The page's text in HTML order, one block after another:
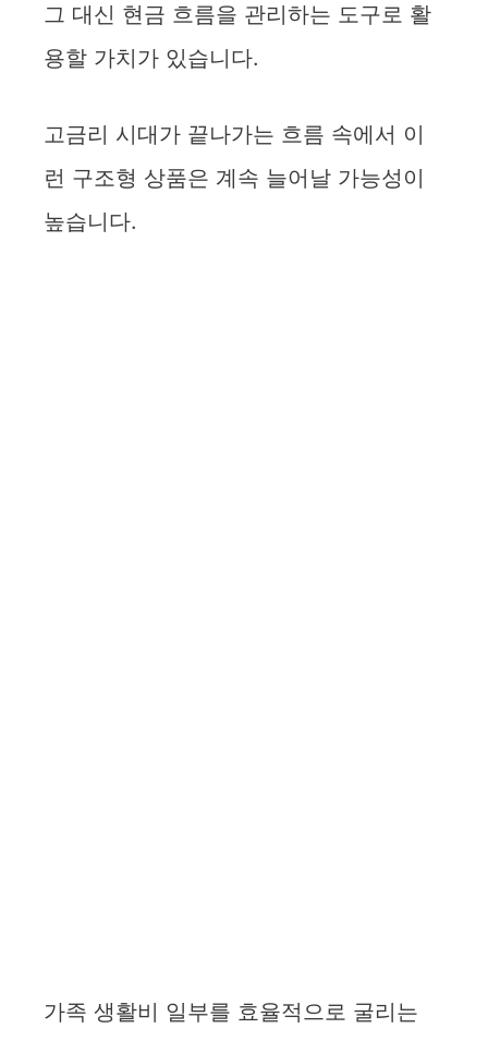
그 대신 현금 흐름을 관리하는 도구로 활
용할 가치가 있습니다.
고금리 시대가 끝나가는 흐름 속에서 이
런 구조형 상품은 계속 늘어날 가능성이
높습니다.
가족 생활비 일부를 효율적으로 굴리는